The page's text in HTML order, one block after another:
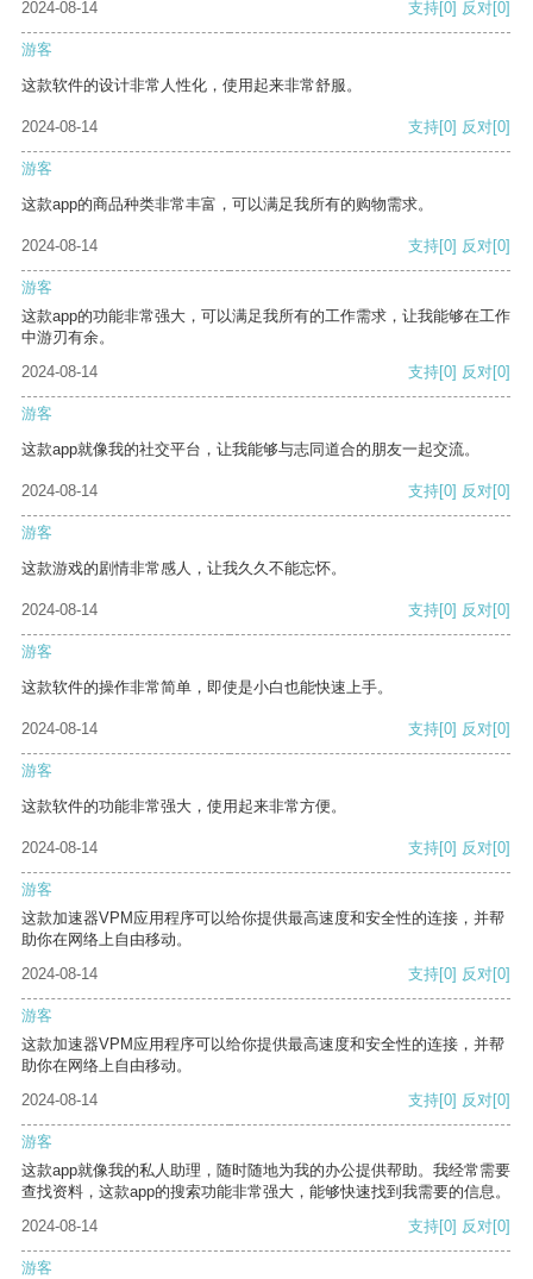
2024-08-14 支持[0] 反对[0]
游客
这款软件的设计非常人性化，使用起来非常舒服。
2024-08-14 支持[0] 反对[0]
游客
这款app的商品种类非常丰富，可以满足我所有的购物需求。
2024-08-14 支持[0] 反对[0]
游客
这款app的功能非常强大，可以满足我所有的工作需求，让我能够在工作
中游刃有余。
2024-08-14
支持[0] 反对[0]
游客
这款app就像我的社交平台，让我能够与志同道合的朋友一起交流。
2024-08-14 支持[0] 反对[0]
游客
这款游戏的剧情非常感人，让我久久不能忘怀。
2024-08-14 支持[0] 反对[0]
游客
这款软件的操作非常简单，即使是小白也能快速上手。
2024-08-14 支持[0] 反对[0]
游客
这款软件的功能非常强大，使用起来非常方便。
2024-08-14 支持[0] 反对[0]
游客
这款加速器VPM应用程序可以给你提供最高速度和安全性的连接，并帮
助你在网络上自由移动。
2024-08-14
支持[0] 反对[0]
游客
这款加速器VPM应用程序可以给你提供最高速度和安全性的连接，并帮
助你在网络上自由移动。
2024-08-14
支持[0] 反对[0]
游客
这款app就像我的私人助理，随时随地为我的办公提供帮助。我经常需要
查找资料，这款app的搜索功能非常强大，能够快速找到我需要的信息。
2024-08-14
支持[0] 反对[0]
游客